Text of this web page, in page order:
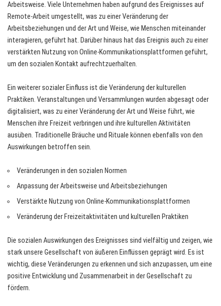
Arbeitsweise. Viele Unternehmen haben aufgrund des Ereignisses auf
Remote-Arbeit umgestellt, was zu einer Veränderung der
Arbeitsbeziehungen und der Art und Weise, wie Menschen miteinander
interagieren, geführt hat. Darüber hinaus hat das Ereignis auch zu einer
verstärkten Nutzung von Online-Kommunikationsplattformen geführt,
um den sozialen Kontakt aufrechtzuerhalten.
Ein weiterer sozialer Einfluss ist die Veränderung der kulturellen
Praktiken. Veranstaltungen und Versammlungen wurden abgesagt oder
digitalisiert, was zu einer Veränderung der Art und Weise führt, wie
Menschen ihre Freizeit verbringen und ihre kulturellen Aktivitäten
ausüben. Traditionelle Bräuche und Rituale können ebenfalls von den
Auswirkungen betroffen sein.
Veränderungen in den sozialen Normen
Anpassung der Arbeitsweise und Arbeitsbeziehungen
Verstärkte Nutzung von Online-Kommunikationsplattformen
Veränderung der Freizeitaktivitäten und kulturellen Praktiken
Die sozialen Auswirkungen des Ereignisses sind vielfältig und zeigen, wie
stark unsere Gesellschaft von äußeren Einflüssen geprägt wird. Es ist
wichtig, diese Veränderungen zu erkennen und sich anzupassen, um eine
positive Entwicklung und Zusammenarbeit in der Gesellschaft zu
fördern.